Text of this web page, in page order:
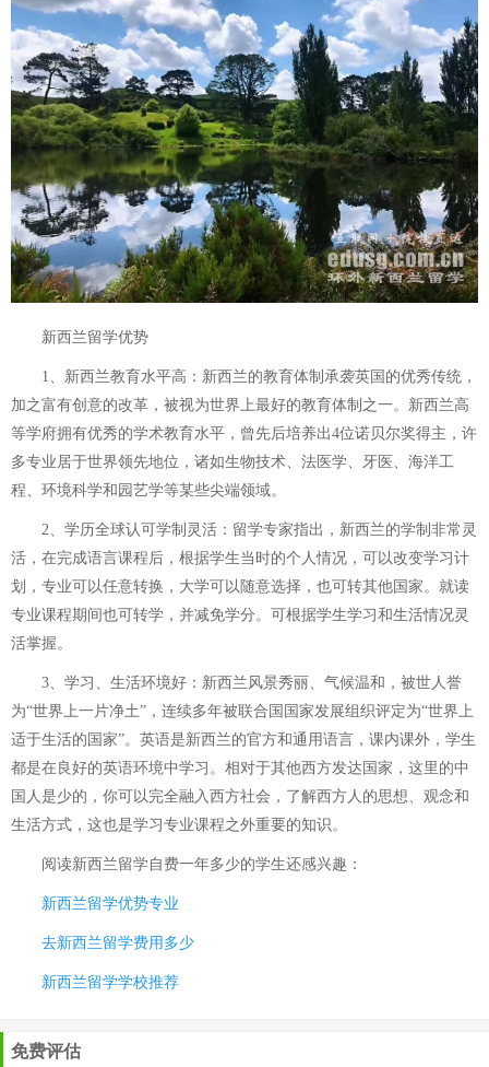
新西兰留学优势
1、新西兰教育水平高：新西兰的教育体制承袭英国的优秀传统，
加之富有创意的改革，被视为世界上最好的教育体制之一。新西兰高
等学府拥有优秀的学术教育水平，曾先后培养出4位诺贝尔奖得主，许
多专业居于世界领先地位，诸如生物技术、法医学、牙医、海洋工
程、环境科学和园艺学等某些尖端领域。
2、学历全球认可学制灵活：留学专家指出，新西兰的学制非常灵
活，在完成语言课程后，根据学生当时的个人情况，可以改变学习计
划，专业可以任意转换，大学可以随意选择，也可转其他国家。就读
专业课程期间也可转学，并减免学分。可根据学生学习和生活情况灵
活掌握。
3、学习、生活环境好：新西兰风景秀丽、气候温和，被世人誉
为“世界上一片净土”，连续多年被联合国国家发展组织评定为“世界上
适于生活的国家”。英语是新西兰的官方和通用语言，课内课外，学生
都是在良好的英语环境中学习。相对于其他西方发达国家，这里的中
国人是少的，你可以完全融入西方社会，了解西方人的思想、观念和
生活方式，这也是学习专业课程之外重要的知识。
阅读新西兰留学自费一年多少的学生还感兴趣：
新西兰留学优势专业
去新西兰留学费用多少
新西兰留学学校推荐
免费评估